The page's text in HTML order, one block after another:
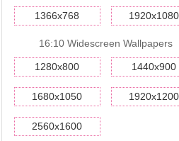
1366x768 1920x1080
16:10 Widescreen Wallpapers
1280x800 1440x900
1680x1050 1920x1200
2560x1600